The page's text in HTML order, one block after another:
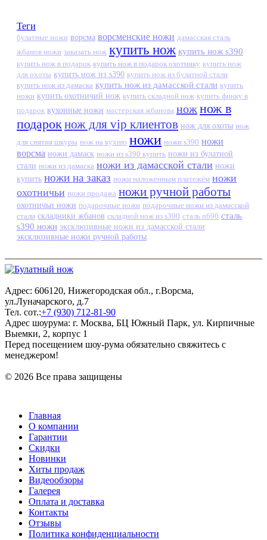
Теги
булатные ножи ворсма ворсменские ножи дамасская сталь
жбанов ножи заказать нож купить нож купить нож s390
купить нож в подарок купить нож в подарок охотнику купить нож
для охоты купить нож из s390 купить нож из булатной стали
купить нож из дамаска купить нож из дамасской стали купить
ножи купить охотничий нож купить складной нож купить финку в
подарок кухонные ножи мастерская жбанова ножнож в
подарокнож для vip клиентов нож для охоты нож
для снятия шкуры нож на кухню ножи ножи s390 ножи
ворсма ножи дамаск ножи из s390 купить ножи из булатной
стали ножи из дамаска ножи из дамасской стали ножи
купить ножи на заказ ножи наложенным платежём ножи
охотничьи ножи продажа ножи ручной работы
охотничьи ножи подарочные ножи подарочные ножи из дамасской
стали складники жбанов складной нож из s390 сталь n690 сталь
s390 ножи эксклюзивные ножи из дамасской стали
эксклюзивные ножи ручной работы
Адрес: 606120, Нижегородская обл., г.Ворсма,
ул.Луначарского, д.7
Тел. сот.:+7 (930) 712-81-90
Адрес шоурума: г. Москва, БЦ Южный Парк, ул. Кирпичные
Выемки, 2, корпус 1
Перед посещением шоу-рума обязательно свяжитесь с
менеджером!
© 2026 Все права защищены
Главная
О компании
Гарантии
Скидки
Новинки
Хиты продаж
Видеообзоры
Галерея
Оплата и доставка
Контакты
Отзывы
Политика конфиденциальности